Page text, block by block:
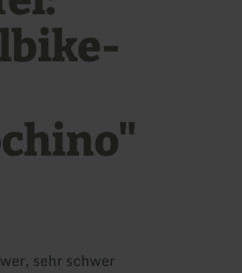
sehr schwer